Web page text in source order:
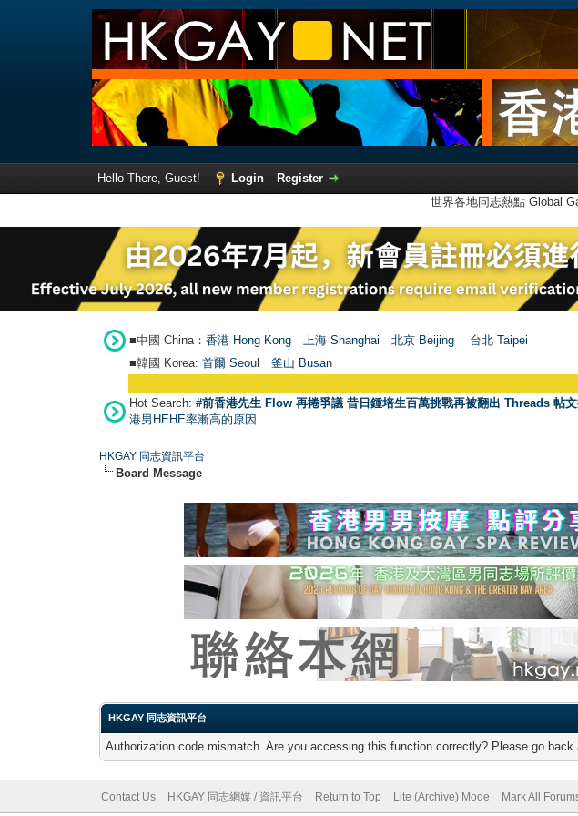
Hello There, Guest! Login
Register
世界各地同志熱點 Global
■中國 China： 香港 Hong Kong 上海 Shanghai 北京 Beijing 台北 Taipei
■韓國 Korea: 首爾 Seou 釜山 Busan
Hot Search: #前香港先生 Flow 再捲爭議 昔日鍾培生百萬挑戰再被翻出 Threads 帖
港男HEHE率漸高的原因
HKGAY 同志資訊平台
Board Message
HKGAY 同志資訊平台
Authorization code mismatch. Are you accessing this function correctly? Please go back
Contact Us HKGAY 同志網媒 / 資訊平台 Return to Top Lite (Archive) Mode Mark All